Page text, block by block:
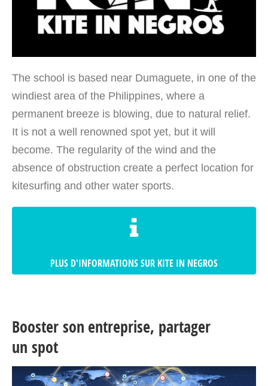
The school is based near Dumaguete, in one of the
windiest area of the Philippines, where a
permanent breeze is blowing, due to natural relief.
It is not a well renowned spot yet, but it will
become. The regularity of the wind and the
absence of obstruction create a perfect location for
kitesurfing and other water sports.
PLUS D'INFORMATIONS SUR KITE IN NEGROS
Booster son entreprise, partager
un spot